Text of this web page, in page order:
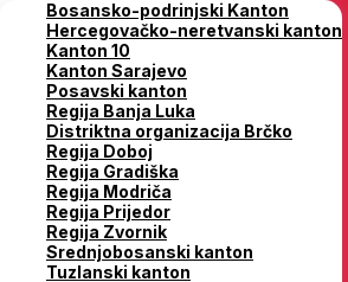
Bosansko-podrinjski Kanton
Hercegovačko-neretvanski kanton
Kanton 10
Kanton Sarajevo
Posavski kanton
Regija Banja Luka
Distriktna organizacija Brčko
Regija Doboj
Regija Gradiška
Regija Modriča
Regija Prijedor
Regija Zvornik
Srednjobosanski kanton
Tuzlanski kanton